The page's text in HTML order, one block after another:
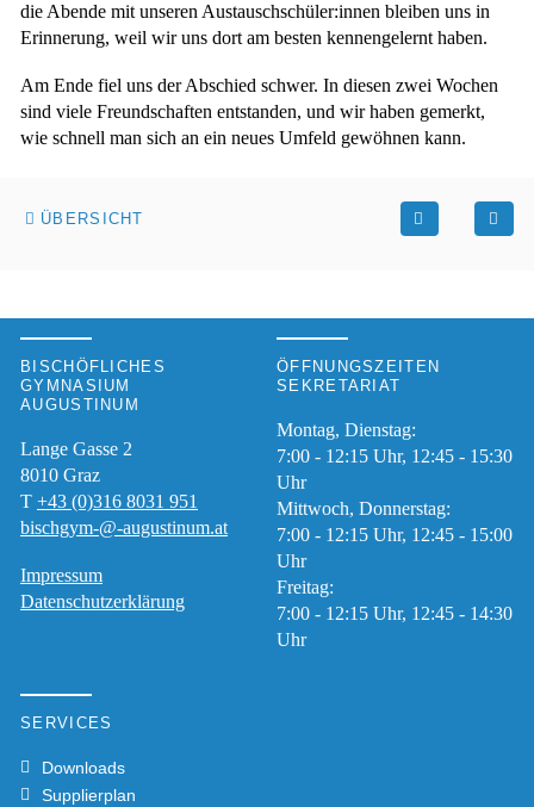
die Abende mit unseren Austauschschüler:innen bleiben uns in
Erinnerung, weil wir uns dort am besten kennengelernt haben.
Am Ende fiel uns der Abschied schwer. In diesen zwei Wochen
sind viele Freundschaften entstanden, und wir haben gemerkt,
wie schnell man sich an ein neues Umfeld gewöhnen kann.
ÜBERSICHT
BISCHÖFLICHES
GYMNASIUM
AUGUSTINUM
Lange Gasse 2
8010 Graz
T +43 (0)316 8031 951
bischgym-@-augustinum.at
Impressum
Datenschutzerklärung
ÖFFNUNGSZEITEN
SEKRETARIAT
Montag, Dienstag:
7:00 - 12:15 Uhr, 12:45 - 15:30
Uhr
Mittwoch, Donnerstag:
7:00 - 12:15 Uhr, 12:45 - 15:00
Uhr
Freitag:
7:00 - 12:15 Uhr, 12:45 - 14:30
Uhr
SERVICES
Downloads
Supplierplan